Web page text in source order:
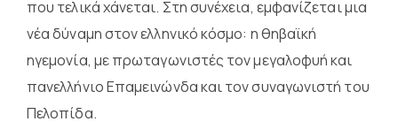
που τελικά χάνεται. Στη συνέχεια, εμφανίζεται μια
νέα δύναμη στον ελληνικό κόσμο: η θηβαϊκή
ηγεμονία, με πρωταγωνιστές τον μεγαλοφυή και
πανελλήνιο Επαμεινώνδα και τον συναγωνιστή του
Πελοπίδα.